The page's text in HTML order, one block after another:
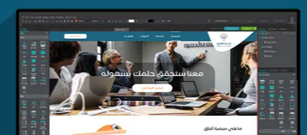
منصة أفق للتدريب
التفاصيل